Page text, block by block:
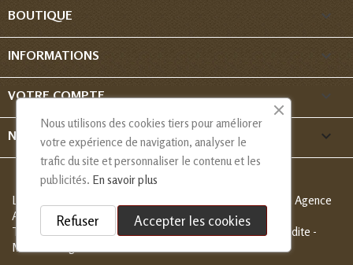
BOUTIQUE 
INFORMATIONS 
VOTRE COMPTE 
NOUS CONTACTER keyboard_arrow_down
Les Créations de Nadia - Copyright
© 2013-2026 - Création Agence
Alcaweb
Tous droits réservés, modèles déposés, reproduction interdite -
Mentions légales
Nous utilisons des cookies tiers pour améliorer
votre expérience de navigation, analyser le
trafic du site et personnaliser le contenu et les
publicités. En savoir plus
Accepter les cookies
Refuser